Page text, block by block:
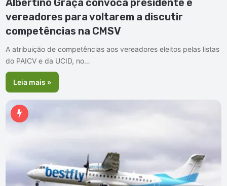
Albertino Graça convoca presidente e
vereadores para voltarem a discutir
competências na CMSV
A atribuição de competências aos vereadores eleitos pelas listas
do PAICV e da UCID, no…
Leia mais »